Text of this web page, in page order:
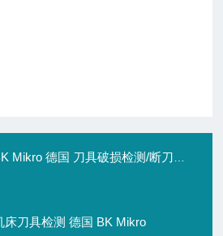
Mikro 德国 刀具破损检测/断刀检测
床刀具检测 德国 BK Mikro